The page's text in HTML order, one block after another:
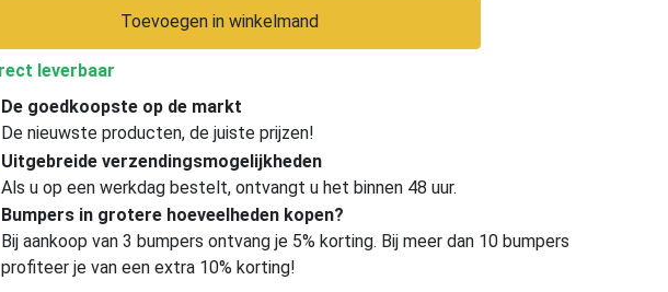
Toevoegen in winkelmand
leverbaar
De goedkoopste op de markt
De nieuwste producten, de juiste prijzen!
Uitgebreide verzendingsmogelijkheden
Als u op een werkdag bestelt, ontvangt u het binnen 48 uur.
Bumpers in grotere hoeveelheden kopen?
Bij aankoop van 3 bumpers ontvang je 5% korting. Bij meer dan 10 bumpers
profiteer je van een extra 10% korting!